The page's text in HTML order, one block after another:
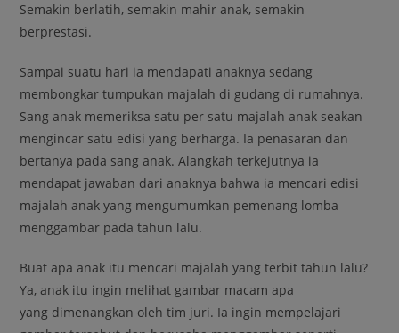
Semakin berlatih, semakin mahir anak, semakin
berprestasi.
Sampai suatu hari ia mendapati anaknya sedang
membongkar tumpukan majalah di gudang di rumahnya.
Sang anak memeriksa satu per satu majalah anak seakan
mengincar satu edisi yang berharga. Ia penasaran dan
bertanya pada sang anak. Alangkah terkejutnya ia
mendapat jawaban dari anaknya bahwa ia mencari edisi
majalah anak yang mengumumkan pemenang lomba
menggambar pada tahun lalu.
Buat apa anak itu mencari majalah yang terbit tahun lalu?
Ya, anak itu ingin melihat gambar macam apa
yang dimenangkan oleh tim juri. Ia ingin mempelajari